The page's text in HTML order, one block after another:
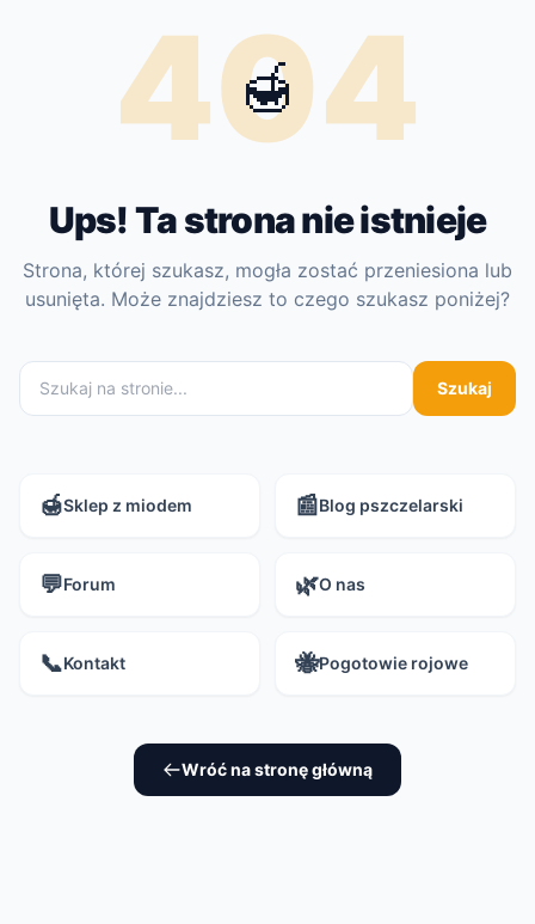
404
🍯
Ups! Ta strona nie istnieje
Strona, której szukasz, mogła zostać przeniesiona lub
usunięta. Może znajdziesz to czego szukasz poniżej?
Szukaj
🍯Sklep z miodem 📰Blog pszczelarski
💬Forum 🌿O nas
📞Kontakt 🐝Pogotowie rojowe
Wróć na stronę główną